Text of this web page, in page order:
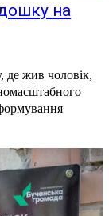
на
де жив чоловік,